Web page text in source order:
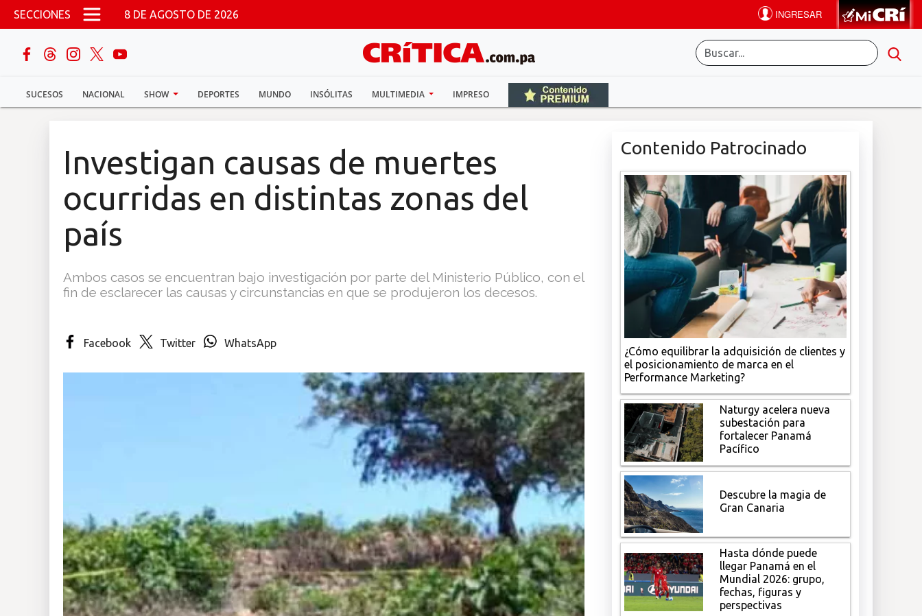
Pasar al contenido principal
SECCIONES 8 DE AGOSTO DE 2026
SUCESOS NACIONAL SHOW DEPORTES MUNDO INSÓLITAS MULTIMEDIA IMPRESO
buscar
Sucesos
Multimedia
Investigan causas de muertes
ocurridas en distintas zonas del
país
Ambos casos se encuentran bajo investigación por parte del Ministerio Público, con el
fin de esclarecer las causas y circunstancias en que se produjeron los decesos.
Facebook Twitter WhatsApp
Contenido Patrocinado
¿Cómo equilibrar la adquisición de clientes y
el posicionamiento de marca en el
Performance Marketing?
Naturgy acelera nueva
subestación para
fortalecer Panamá
Pacífico
Descubre la magia de
Gran Canaria
Hasta dónde puede
llegar Panamá en el
Mundial 2026: grupo,
fechas, figuras y
perspectivas